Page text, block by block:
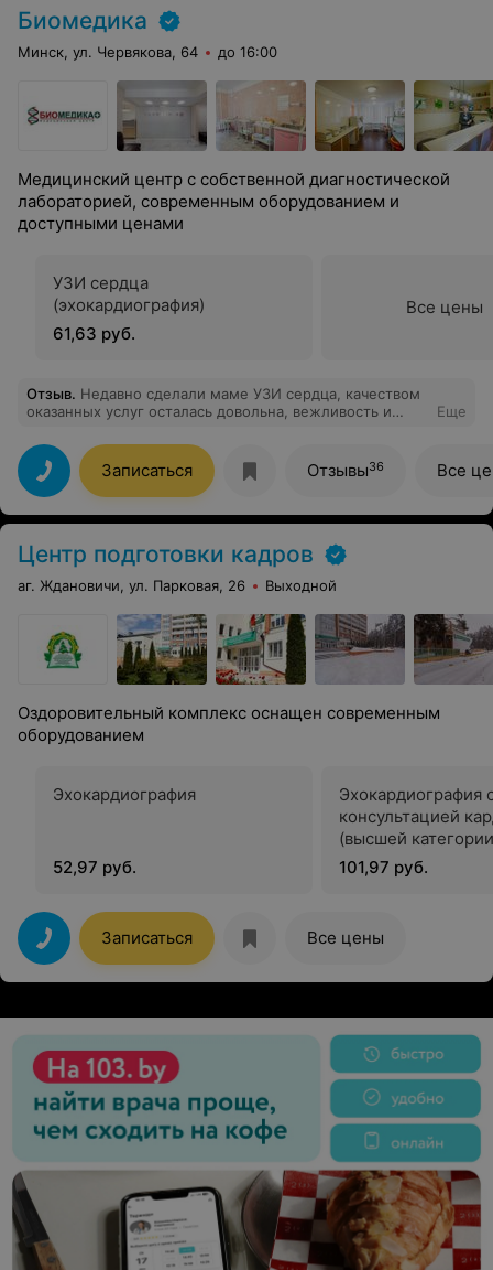
Биомедика
Минск, ул. Червякова, 64 до 16:00
Медицинский центр с собственной диагностической
лабораторией, современным оборудованием и
доступными ценами
УЗИ сердца
(эхокардиография)
61,63 руб.
Все цены
Отзыв. Недавно сделали маме УЗИ сердца, качеством
оказанных услуг осталась довольна, вежливость и
рекомендую.
Еще
Записаться Отзывы36 Все
Центр подготовки кадров
аг. Ждановичи, ул. Парковая, 26 Выходной
Оздоровительный комплекс оснащен современным
оборудованием
Эхокардиография
52,97 руб.
Эхокардиография
консультацией
(высшей
101,97 руб.
Записаться Все цены